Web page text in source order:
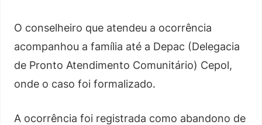
O conselheiro que atendeu a ocorrência
acompanhou a família até a Depac (Delegacia
de Pronto Atendimento Comunitário) Cepol,
onde o caso foi formalizado.
A ocorrência foi registrada como abandono de